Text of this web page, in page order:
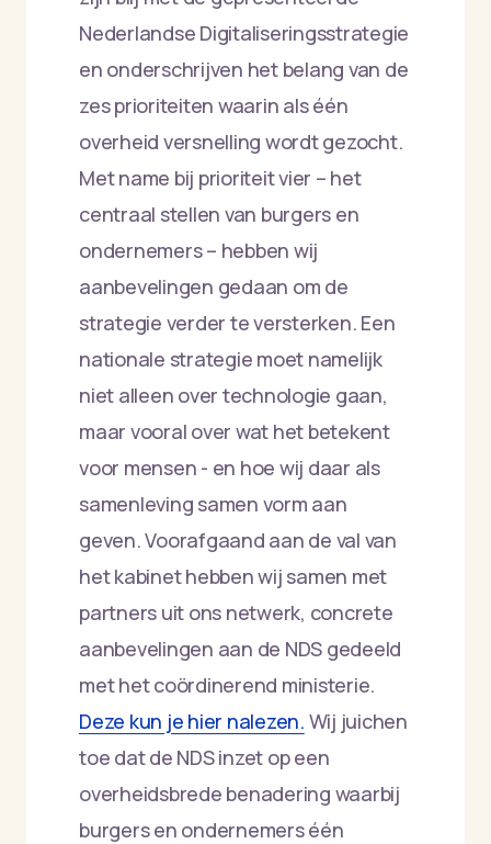
Nederlandse Digitaliseringsstrategie
en onderschrijven het belang van de
zes prioriteiten waarin als één
overheid versnelling wordt gezocht.
Met name bij prioriteit vier – het
centraal stellen van burgers en
ondernemers – hebben wij
aanbevelingen gedaan om de
strategie verder te versterken. Een
nationale strategie moet namelijk
niet alleen over technologie gaan,
maar vooral over wat het betekent
voor mensen - en hoe wij daar als
samenleving samen vorm aan
geven. Voorafgaand aan de val van
het kabinet hebben wij samen met
partners uit ons netwerk, concrete
aanbevelingen aan de NDS gedeeld
met het coördinerend ministerie.
Deze kun je hier nalezen. Wij juichen
toe dat de NDS inzet op een
overheidsbrede benadering waarbij
burgers en ondernemers één